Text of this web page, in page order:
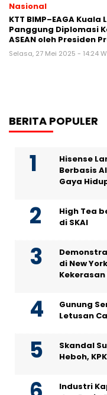
Nasional
KTT BIMP–EAGA
Panggung Diplomasi
ASEAN oleh Presiden
Selasa, 27 Mei 2025 - 14:24
BERITA POPULER
Hisense
Berbasis
Gaya
High Tea
di SKAI
di New
Gunung
Letusan
Skandal
Heboh,
Industri